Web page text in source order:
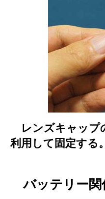
レンズキャップ
利用して固定する
バッテリー関